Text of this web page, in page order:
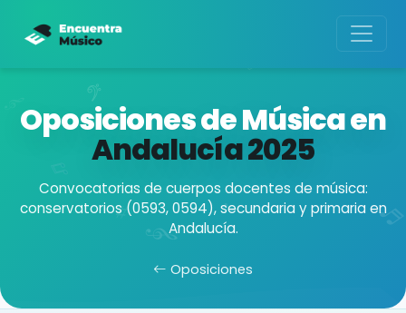
Oposiciones de Música en
Andalucía2025
Convocatorias de cuerpos docentes de música:
conservatorios (0593, 0594), secundaria y primaria en
Andalucía.
Oposiciones